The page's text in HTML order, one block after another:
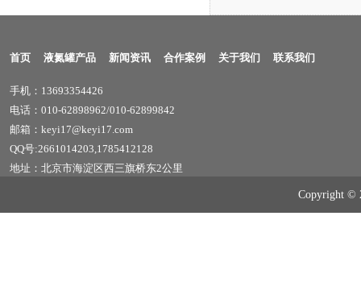
首页 液氮罐产品 新闻资讯 合作案例 关于我们 联系我们
手机：13693354426
电话：010-62898962/010-62899842
邮箱：keyi17@keyi17.com
QQ号:2661014203,1785412128
地址：北京市海淀区西三旗桥东2公里
Copyright ©